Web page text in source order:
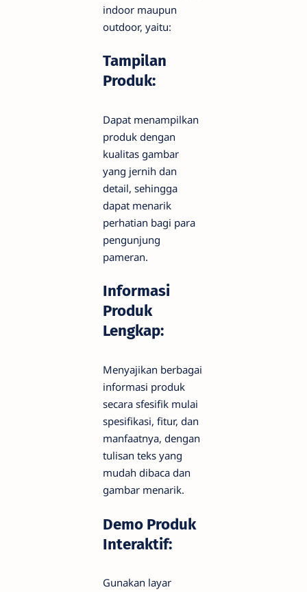
indoor maupun
outdoor, yaitu:
Tampilan
Produk:
Dapat menampilkan
produk dengan
kualitas gambar
yang jernih dan
detail, sehingga
dapat menarik
perhatian bagi para
pengunjung
pameran.
Informasi
Produk
Lengkap:
Menyajikan berbagai
informasi produk
secara sfesifik mulai
spesifikasi, fitur, dan
manfaatnya, dengan
tulisan teks yang
mudah dibaca dan
gambar menarik.
Demo Produk
Interaktif:
Gunakan layar